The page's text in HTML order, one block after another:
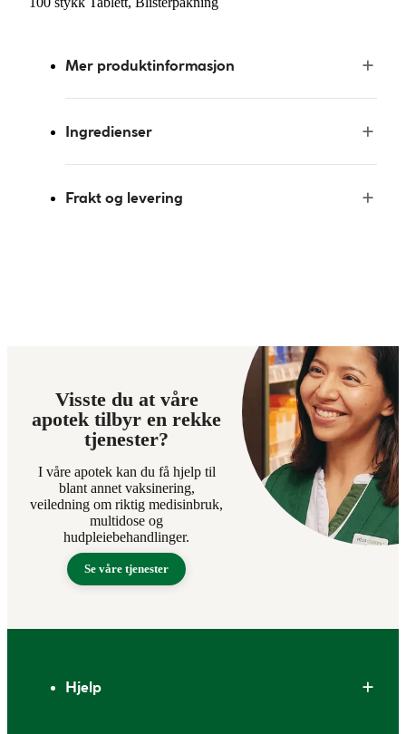
Mer produktinformasjon
Ingredienser
Frakt og levering
Visste du at våre
apotek tilbyr en rekke
tjenester?
I våre apotek kan du få hjelp til
blant annet vaksinering,
veiledning om riktig medisinbruk,
multidose og
hudpleiebehandlinger.
Se våre tjenester
Hjelp